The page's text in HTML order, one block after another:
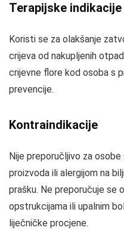
Terapijske indikacije
Koristi se za olakšanje
crijeva od nakupljenih
crijevne flore kod osoba s
prevencije.
Kontraindikacije
Nije preporučljivo za
proizvoda ili alergijom na
prašku. Ne preporučuje se
opstrukcijama ili upalnim
liječničke procjene.